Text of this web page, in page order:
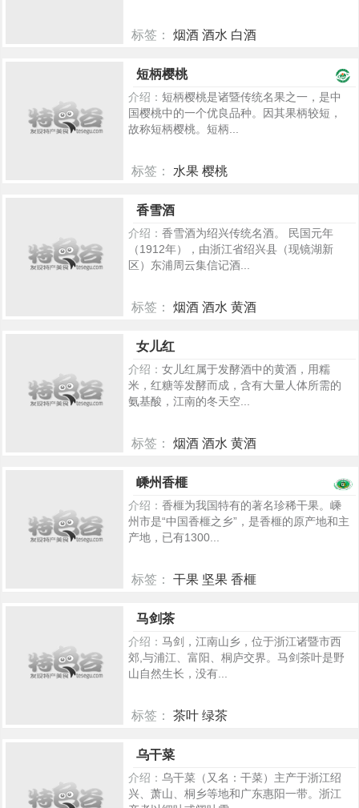
标签： 烟酒 酒水 白酒
短柄樱桃
介绍： 短柄樱桃是诸暨传统名果之一，是中
国樱桃中的一个优良品种。因其果柄较短，
故称短柄樱桃。短柄...
标签： 水果 樱桃
香雪酒
介绍： 香雪酒为绍兴传统名酒。 民国元年
（1912年），由浙江省绍兴县（现镜湖新
区）东浦周云集信记酒...
标签： 烟酒 酒水 黄酒
女儿红
介绍： 女儿红属于发酵酒中的黄酒，用糯
米，红糖等发酵而成，含有大量人体所需的
氨基酸，江南的冬天空...
标签： 烟酒 酒水 黄酒
嵊州香榧
介绍： 香榧为我国特有的著名珍稀干果。嵊
州市是“中国香榧之乡”，是香榧的原产地和主
产地，已有1300...
标签： 干果 坚果 香榧
马剑茶
介绍： 马剑，江南山乡，位于浙江诸暨市西
郊,与浦江、富阳、桐庐交界。马剑茶叶是野
山自然生长，没有...
标签： 茶叶 绿茶
乌干菜
介绍： 乌干菜（又名：干菜）主产于浙江绍
兴、萧山、桐乡等地和广东惠阳一带。浙江